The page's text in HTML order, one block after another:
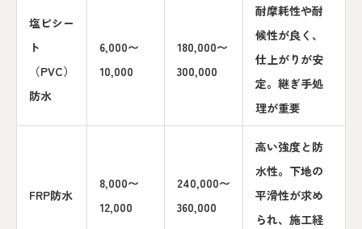
塩ビシー
ト
（PVC）
防水
6,000〜
10,000
180,000〜
300,000
耐摩耗性や耐
候性が良く、
仕上がりが安
定。継ぎ手処
理が重要
FRP防水
8,000〜
12,000
240,000〜
360,000
高い強度と防
水性。下地の
平滑性が求め
られ、施工経